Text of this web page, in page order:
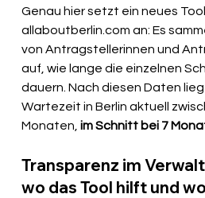
Genau hier setzt ein neues
allaboutberlin.com an: Es
von Antragstellerinnen und
auf, wie lange die einzelnen
dauern. Nach diesen Daten
Wartezeit in Berlin aktuell
Monaten, im Schnitt bei 7
Transparenz im
wo das Tool hilft und